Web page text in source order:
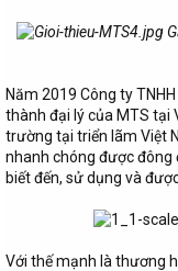
Năm 2019 Công ty
thành đại lý của MTS tại
trường tại triển lãm Việt
nhanh chóng được đông
biết đến, sử dụng và
Với thế mạnh là thương